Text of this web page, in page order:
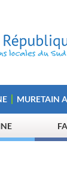
MURETAIN